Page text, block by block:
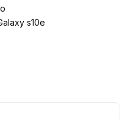
s10e